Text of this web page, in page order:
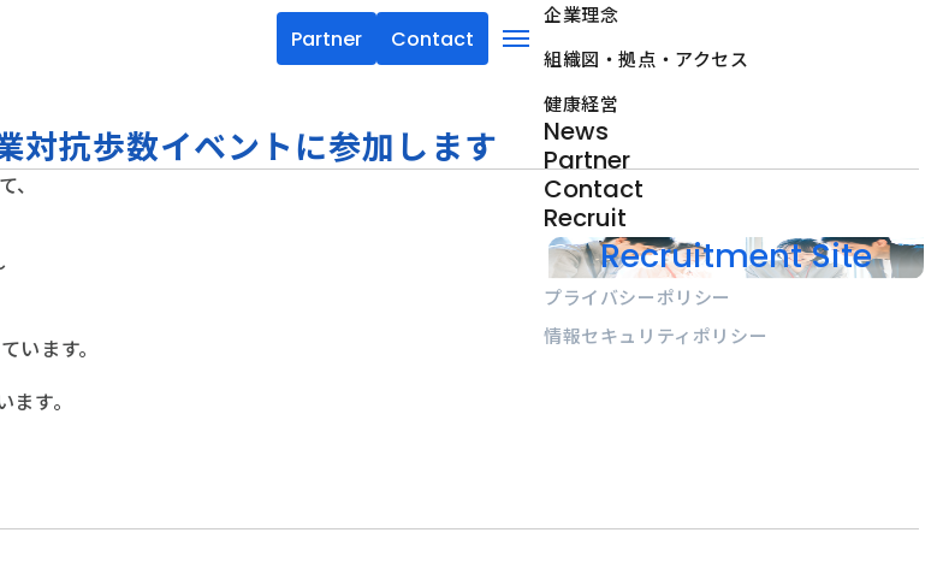
Partner Contact
menu
企業理念
組織図・拠点・アクセス
健康経営
News
Partner
Contact
Recruit
Recruitment Site
プライバシーポリシー
情報セキュリティポリシー
対抗歩数イベントに参加します
ます。
す。